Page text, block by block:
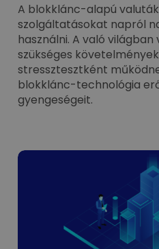
A blokklánc-alapú
szolgáltatásokat napról
használni. A való
szükséges
stressztesztként
blokklánc-technológia
gyengeségeit.